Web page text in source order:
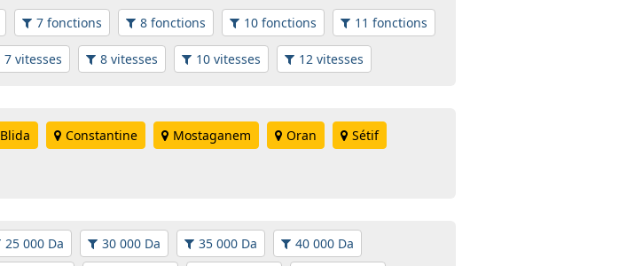
7 fonctions 8 fonctions 10 fonctions 11 fonctions
7 vitesses 8 vitesses 10 vitesses 12 vitesses
Blida Constantine Mostaganem Oran Sétif
25 000 Da 30 000 Da 35 000 Da
40 000 Da